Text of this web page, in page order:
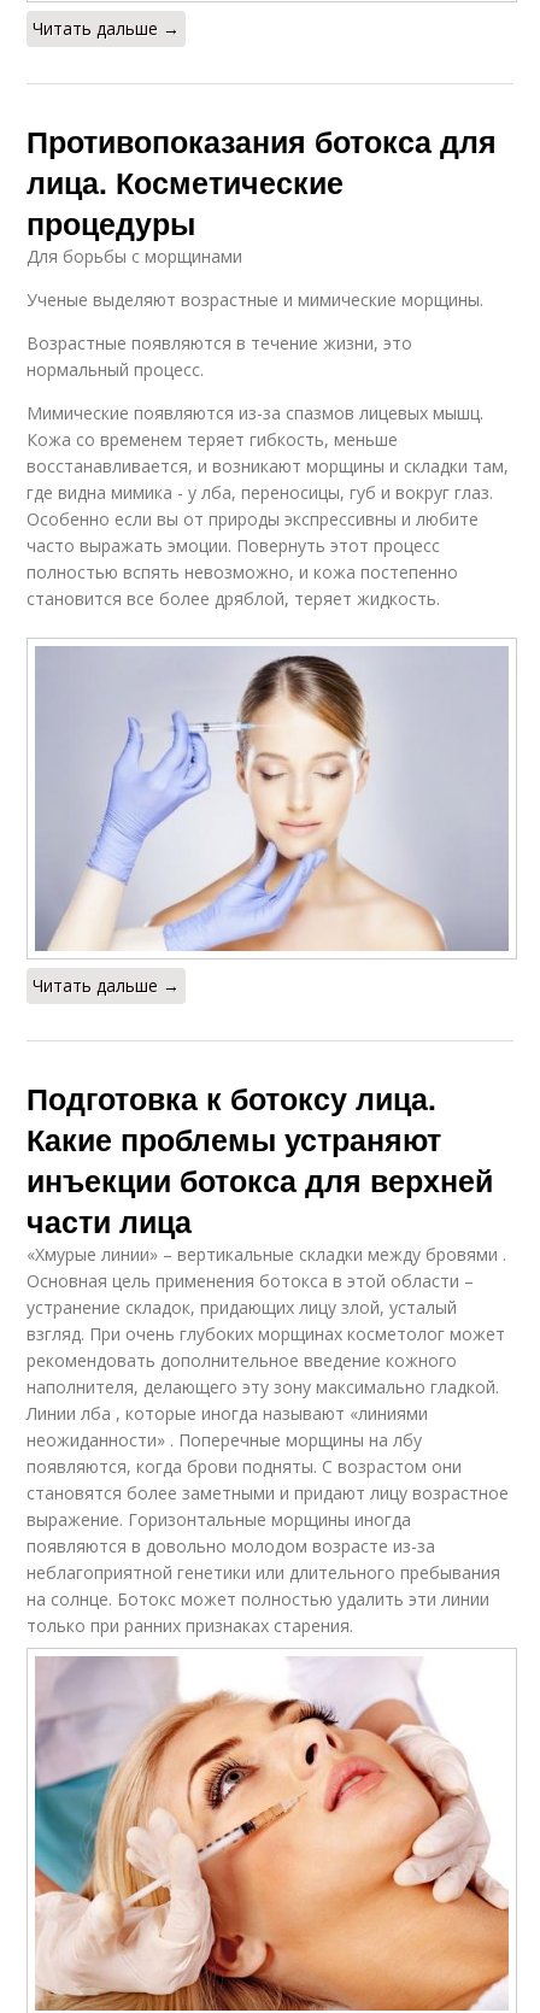
Читать дальше →
Противопоказания ботокса для
лица. Косметические
процедуры
Для борьбы с морщинами
Ученые выделяют возрастные и мимические морщины.
Возрастные появляются в течение жизни, это
нормальный процесс.
Мимические появляются из-за спазмов лицевых мышц.
Кожа со временем теряет гибкость, меньше
восстанавливается, и возникают морщины и складки там,
где видна мимика - у лба, переносицы, губ и вокруг глаз.
Особенно если вы от природы экспрессивны и любите
часто выражать эмоции. Повернуть этот процесс
полностью вспять невозможно, и кожа постепенно
становится все более дряблой, теряет жидкость.
Читать дальше →
Подготовка к ботоксу лица.
Какие проблемы устраняют
инъекции ботокса для верхней
части лица
«Хмурые линии» – вертикальные складки между бровями .
Основная цель применения ботокса в этой области –
устранение складок, придающих лицу злой, усталый
взгляд. При очень глубоких морщинах косметолог может
рекомендовать дополнительное введение кожного
наполнителя, делающего эту зону максимально гладкой.
Линии лба , которые иногда называют «линиями
неожиданности» . Поперечные морщины на лбу
появляются, когда брови подняты. С возрастом они
становятся более заметными и придают лицу возрастное
выражение. Горизонтальные морщины иногда
появляются в довольно молодом возрасте из-за
неблагоприятной генетики или длительного пребывания
на солнце. Ботокс может полностью удалить эти линии
только при ранних признаках старения.